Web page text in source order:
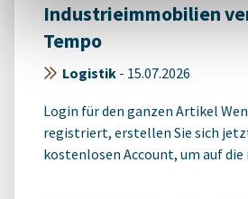
Industrieimmobilien
Tempo
Logistik - 15.07.2026
Login für den ganzen Artikel
registriert, erstellen Sie sich
kostenlosen Account, um auf die